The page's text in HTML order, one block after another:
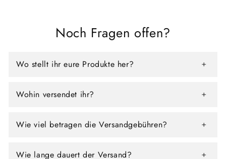
Noch Fragen offen?
Wo stellt ihr eure Produkte her?
Wohin versendet ihr?
Wie viel betragen die Versandgebühren?
Wie lange dauert der Versand?